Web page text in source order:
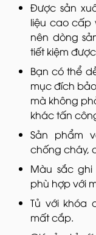
Được sản
liệu cao cấp
nên dòng
tiết kiệm
Bạn có thể
mục đích
mà không
khác tấn
Sản phẩm
chống cháy,
Màu sắc
phù hợp với
Tủ với khóa
mất cắp.